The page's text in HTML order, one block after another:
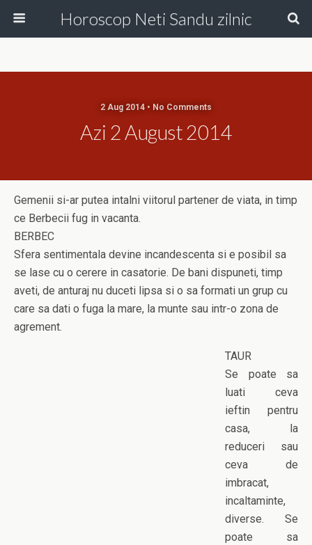
Horoscop Neti Sandu zilnic
2 Aug 2014 • No Comments
Azi 2 August 2014
Gemenii si-ar putea intalni viitorul partener de viata, in timp
ce Berbecii fug in vacanta.
BERBEC
Sfera sentimentala devine incandescenta si e posibil sa
se lase cu o cerere in casatorie. De bani dispuneti, timp
aveti, de anturaj nu duceti lipsa si o sa formati un grup cu
care sa dati o fuga la mare, la munte sau intr-o zona de
agrement.
TAUR
Se poate sa
luati ceva
ieftin pentru
casa, la
reduceri sau
ceva de
imbracat,
incaltaminte,
diverse. Se
poate sa